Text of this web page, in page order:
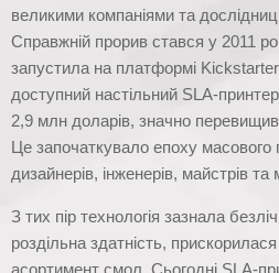
великими компаніями та
Справжній прорив стався у 2011
запустила на платформі
доступний настільний SLA-
2,9 млн доларів, значно
Це започаткувало епоху
дизайнерів, інженерів, майстрів
З тих пір технологія зазнала
роздільна здатність,
асортимент смол. Сьогодні SLA-